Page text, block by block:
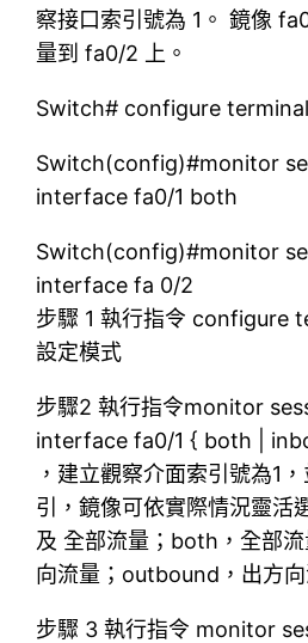
察接口索引號為 1。 鏡像
量到 fa0/2 上。
Switch# configure terminal
Switch(config)#monitor
interface fa0/1 both
Switch(config)#monitor
interface fa 0/2
步驟 1 執行指令 configure
設定模式
步驟2 執行指令monitor
interface fa0/1 { both |
，建立觀察介面索引號為1
引，鏡像可依實際情況靈活
及 全部流量；both，全部
向流量；outbound，出方
步驟 3 執行指令 monitor